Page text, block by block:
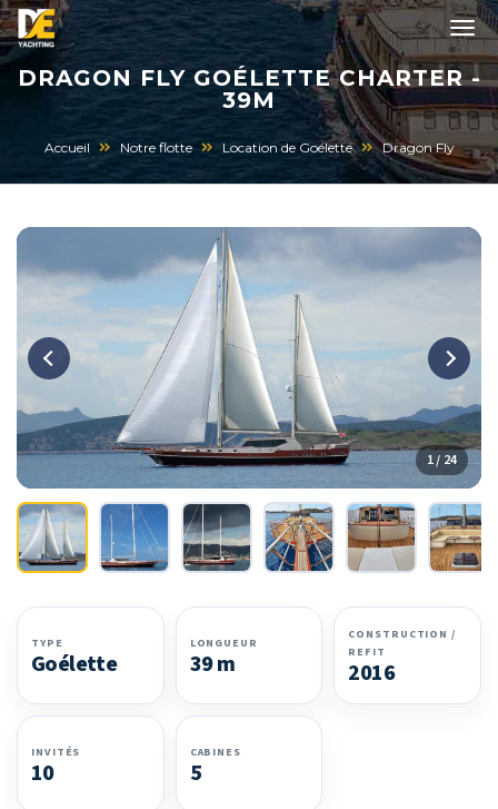
DRAGON FLY GOÉLETTE CHARTER -
39M
Accueil Notre flotte Location de Goélette Dragon Fly
1 / 24
TYPE
Goélette
LONGUEUR
39 m
CONSTRUCTION /
REFIT
2016
INVITÉS
10
CABINES
5